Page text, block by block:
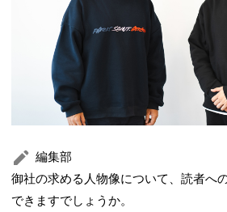
編集部
御社の求める人物像について、読者へ
できますでしょうか。